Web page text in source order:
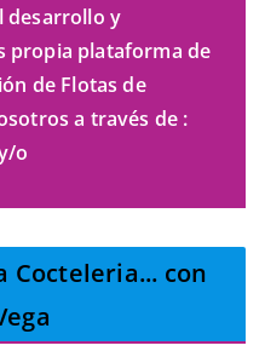
desarrollo y
propia plataforma de
de Flotas de
a través de :
o
Cocteleria... con